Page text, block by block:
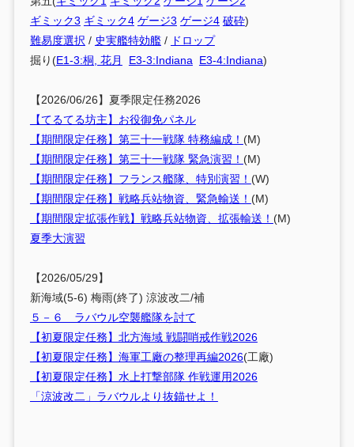
ギミック3 ギミック4 ゲージ3 ゲージ4 破砕)
難易度選択 / 史実艦特効艦/ ドロップ
掘り(E1-3:桐, 花月 E3-3:Indiana E3-4:Indiana)
【2026/06/26】夏季限定任務2026
【てるてる坊主】お役御免パネル
【期間限定任務】第三十一戦隊 特務編成！ (M)
【期間限定任務】第三十一戦隊 緊急演習！ (M)
【期間限定任務】フランス艦隊、特別演習！ (W)
【期間限定任務】戦略兵站物資、緊急輸送！ (M)
【期間限定拡張作戦】戦略兵站物資、拡張輸送！ (M)
夏季大演習
【2026/05/29】
新海域(5-6) 梅雨(終了) 涼波改二/補
５－６ ラバウル空襲艦隊を討て
【初夏限定任務】北方海域 戦闘哨戒作戦2026
【初夏限定任務】海軍工廠の整理再編2026(工廠)
【初夏限定任務】水上打撃部隊 作戦運用2026
「涼波改二」ラバウルより抜錨せよ！